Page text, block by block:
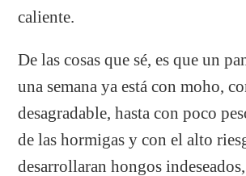
caliente.
De las cosas que sé, es que un
una semana ya está con moho,
desagradable, hasta con poco
de las hormigas y con el alto
desarrollaran hongos